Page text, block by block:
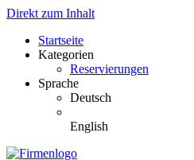
Direkt zum Inhalt
Startseite
Kategorien
Reservierungen
Sprache
Deutsch
English